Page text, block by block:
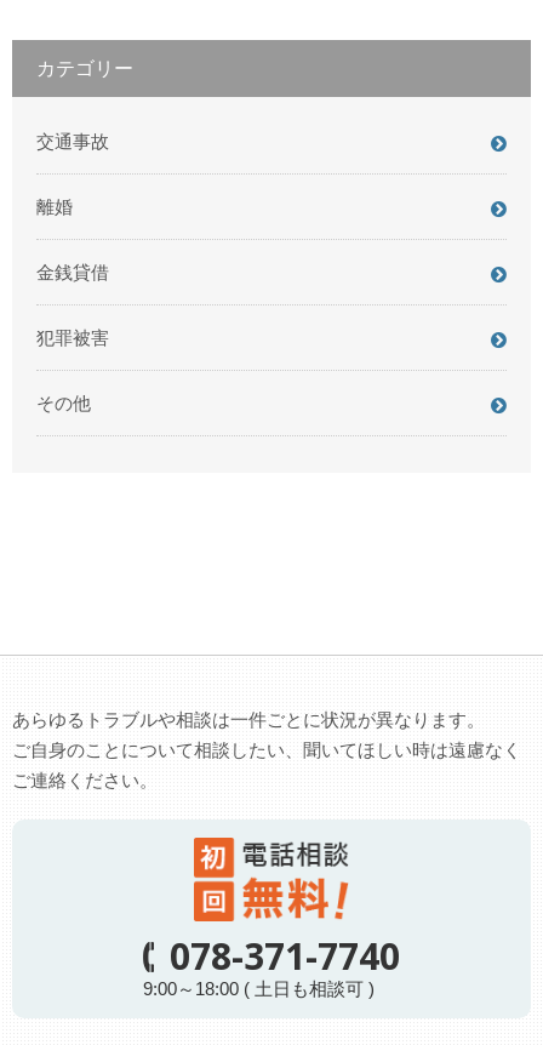
カテゴリー
交通事故
離婚
金銭貸借
犯罪被害
その他
あらゆるトラブルや相談は一件ごとに状況が異なります。
ご自身のことについて相談したい、聞いてほしい時は遠慮なく
ご連絡ください。
078-371-7740
9:00～18:00 ( 土日も相談可 )